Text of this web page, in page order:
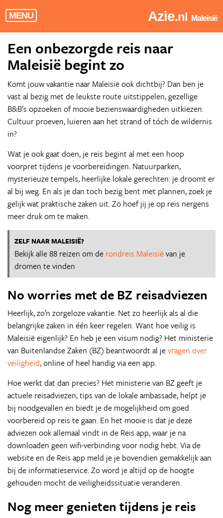
MENU Azie.nl Maleisië
Een onbezorgde reis naar
Maleisië begint zo
Komt jouw vakantie naar Maleisië ook dichtbij? Dan ben je
vast al bezig met de leukste route uitstippelen, gezellige
B&B’s opzoeken of mooie bezienswaardigheden uitkiezen.
Cultuur proeven, luieren aan het strand of tóch de wildernis
in?
Wat je ook gaat doen, je reis begint al met een hoop
voorpret tijdens je voorbereidingen. Natuurparken,
mysterieuze tempels, heerlijke lokale gerechten: je droomt er
al bij weg. En als je dan toch bezig bent met plannen, zoek je
gelijk wat praktische zaken uit. Zo hoef jij je op reis nergens
meer druk om te maken.
ZELF NAAR MALEISIË?
Bekijk alle 88 reizen om de rondreis Maleisiëvan je
dromen te vinden
No worries met de BZ reisadviezen
Heerlijk, zo’n zorgeloze vakantie. Net zo heerlijk als al die
belangrijke zaken in één keer regelen. Want hoe veilig is
Maleisië eigenlijk? En heb je een visum nodig? Het ministerie
van Buitenlandse Zaken (BZ) beantwoordt al jevragen over
veiligheid, online of heel handig via een app.
Hoe werkt dat dan precies? Het ministerie van BZ geeft je
actuele reisadviezen, tips van de lokale ambassade, helpt je
bij noodgevallen en biedt je de mogelijkheid om goed
voorbereid op reis te gaan. En het mooie is dat je deze
adviezen ook allemaal vindt in de Reis app, waar je na
downloaden geen wifi-verbinding voor nodig hebt. Via de
website en de Reis app meld je je bovendien gemakkelijk aan
bij de informatieservice. Zo word je altijd op de hoogte
gehouden mocht de veiligheidssituatie veranderen.
Nog meer genieten tijdens je reis